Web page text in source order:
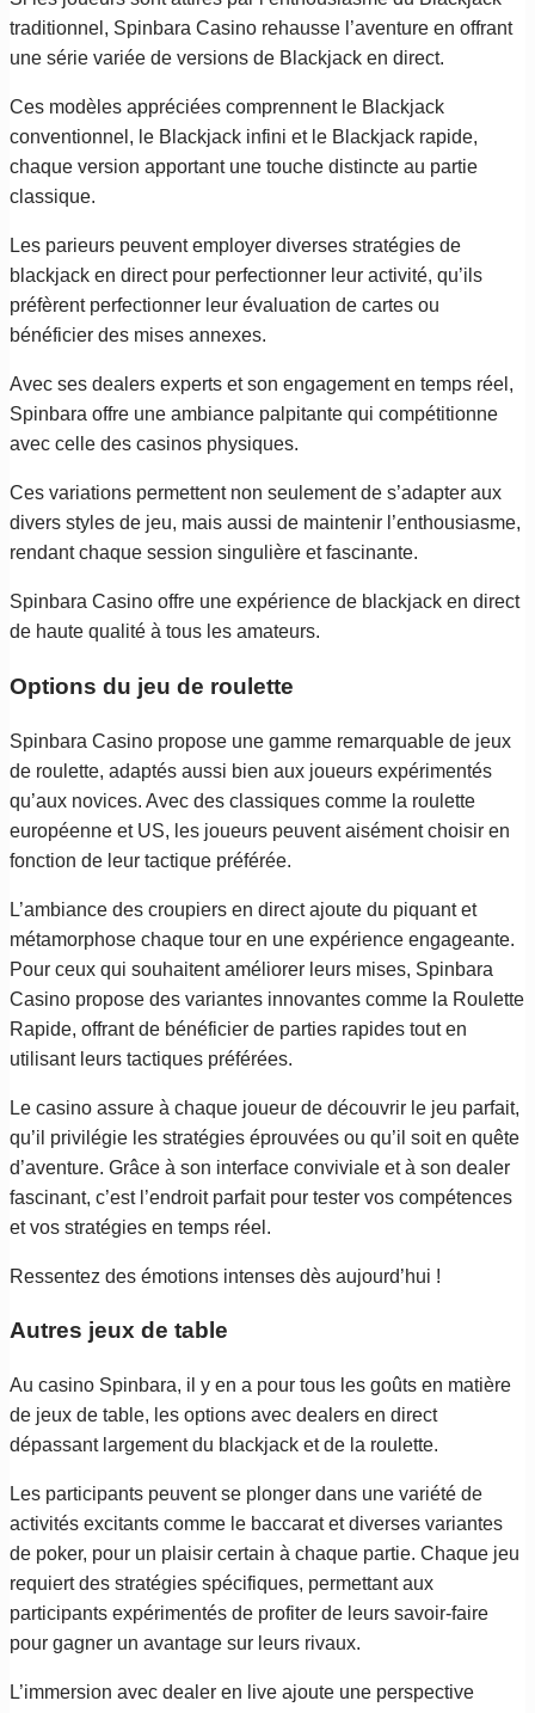
traditionnel, Spinbara Casino rehausse l’aventure en offrant
une série variée de versions de Blackjack en direct.
Ces modèles appréciées comprennent le Blackjack
conventionnel, le Blackjack infini et le Blackjack rapide,
chaque version apportant une touche distincte au partie
classique.
Les parieurs peuvent employer diverses stratégies de
blackjack en direct pour perfectionner leur activité, qu’ils
préfèrent perfectionner leur évaluation de cartes ou
bénéficier des mises annexes.
Avec ses dealers experts et son engagement en temps réel,
Spinbara offre une ambiance palpitante qui compétitionne
avec celle des casinos physiques.
Ces variations permettent non seulement de s’adapter aux
divers styles de jeu, mais aussi de maintenir l’enthousiasme,
rendant chaque session singulière et fascinante.
Spinbara Casino offre une expérience de blackjack en direct
de haute qualité à tous les amateurs.
Options du jeu de roulette
Spinbara Casino propose une gamme remarquable de jeux
de roulette, adaptés aussi bien aux joueurs expérimentés
qu’aux novices. Avec des classiques comme la roulette
européenne et US, les joueurs peuvent aisément choisir en
fonction de leur tactique préférée.
L’ambiance des croupiers en direct ajoute du piquant et
métamorphose chaque tour en une expérience engageante.
Pour ceux qui souhaitent améliorer leurs mises, Spinbara
Casino propose des variantes innovantes comme la Roulette
Rapide, offrant de bénéficier de parties rapides tout en
utilisant leurs tactiques préférées.
Le casino assure à chaque joueur de découvrir le jeu parfait,
qu’il privilégie les stratégies éprouvées ou qu’il soit en quête
d’aventure. Grâce à son interface conviviale et à son dealer
fascinant, c’est l’endroit parfait pour tester vos compétences
et vos stratégies en temps réel.
Ressentez des émotions intenses dès aujourd’hui !
Autres jeux de table
Au casino Spinbara, il y en a pour tous les goûts en matière
de jeux de table, les options avec dealers en direct
dépassant largement du blackjack et de la roulette.
Les participants peuvent se plonger dans une variété de
activités excitants comme le baccarat et diverses variantes
de poker, pour un plaisir certain à chaque partie. Chaque jeu
requiert des stratégies spécifiques, permettant aux
participants expérimentés de profiter de leurs savoir-faire
pour gagner un avantage sur leurs rivaux.
L’immersion avec dealer en live ajoute une perspective